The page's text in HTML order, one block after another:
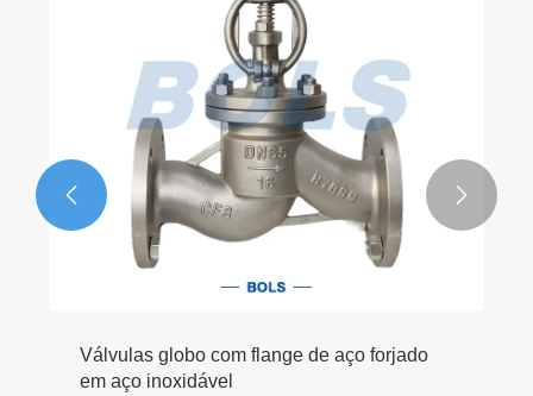
Válvulas de guilhotina elétricas tipo wafer
de aço inoxidável
 